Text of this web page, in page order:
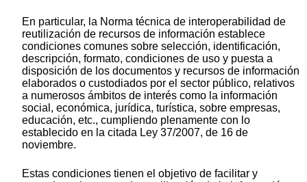
En particular, la Norma técnica de interoperabilidad de
reutilización de recursos de información establece
condiciones comunes sobre selección, identificación,
descripción, formato, condiciones de uso y puesta a
disposición de los documentos y recursos de información
elaborados o custodiados por el sector público, relativos
a numerosos ámbitos de interés como la información
social, económica, jurídica, turística, sobre empresas,
educación, etc., cumpliendo plenamente con lo
establecido en la citada Ley 37/2007, de 16 de
noviembre.
Estas condiciones tienen el objetivo de facilitar y